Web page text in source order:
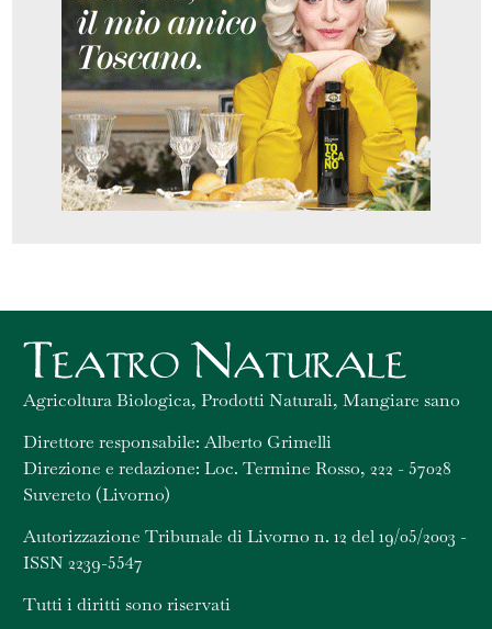
Agricoltura Biologica, Prodotti Naturali, Mangiare sano
Direttore responsabile: Alberto Grimelli
Direzione e redazione: Loc. Termine Rosso, 222 - 57028
Suvereto (Livorno)
Autorizzazione Tribunale di Livorno n. 12 del 19/05/2003 -
ISSN 2239-5547
Tutti i diritti sono riservati